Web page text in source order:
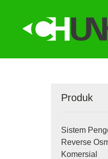
Produk
Sistem
Reverse
Komersial